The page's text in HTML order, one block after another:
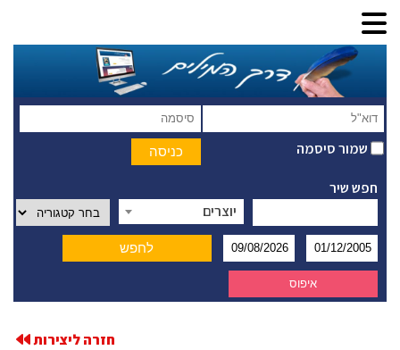
שמור סיסמה
חפש שיר
יוצרים
חזרה ליצירות